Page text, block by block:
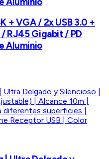
+ VGA / 2x USB 3.0 +
/ RJ45 Gigabit / PD
Aluminio